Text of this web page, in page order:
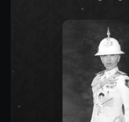
SIAMRATH
THE BEST